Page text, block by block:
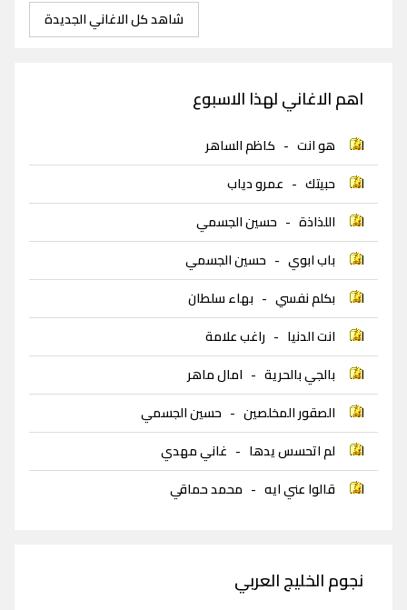
شاهد كل الاغاني الجديدة
اهم الاغاني لهذا الاسبوع
هو انت - كاظم الساهر
حبيتك - عمرو دياب
اللذاذة - حسين الجسمي
باب ابوي - حسين الجسمي
بكلم نفسي - بهاء سلطان
انت الدنيا - راغب علامة
بالجي بالحرية - امال ماهر
الصقور المخلصين - حسين الجسمي
لم اتحسس يدها - غاني مهدي
قالوا عني ايه - محمد حماقي
نجوم الخليج العربي